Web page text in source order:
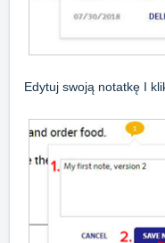
Edytuj swoją notatkę I